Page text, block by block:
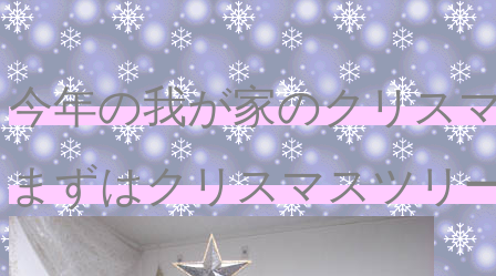
今年の我が家のクリス
まずはクリスマスツリ